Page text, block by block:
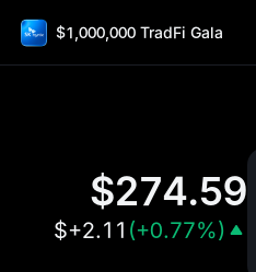
$1,000,000 TradFi Gala
$274.59
$+2.11 (+0.77%)